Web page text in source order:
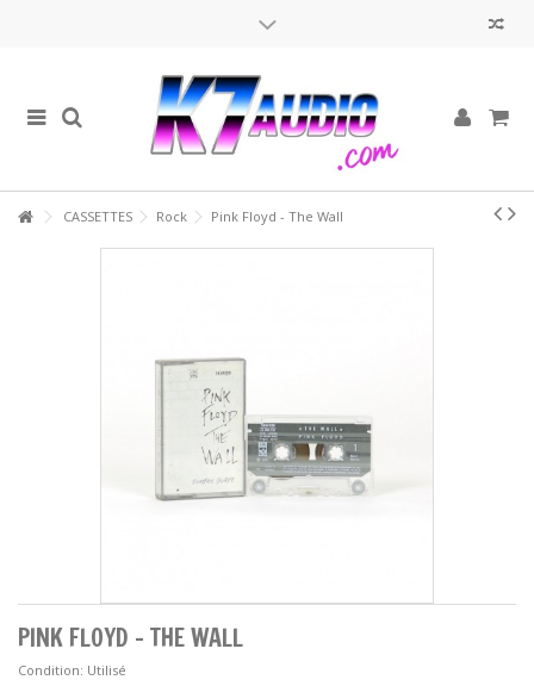
Cassettes Audios neuves et d'occasion
Avis aux nostalgiques de la cassette audio, votre support musical
préféré est de retour !
Retrouvez les artistes qui ont fait la gloire des années 70, 80 et 90
dans notre sélection de K7, mise à jour régulièrement.
Walkmans, boombox et radio-k7
Prochainement, retrouvez également vos lecteurs K7 vintage !
CASSETTES Rock Pink Floyd - The Wall
PINK FLOYD - THE WALL
Condition: Utilisé